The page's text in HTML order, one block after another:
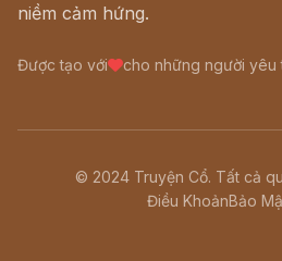
niềm cảm hứng.
Được tạo với cho những người yêu
© 2024 Truyện Cổ. Tất cả
Điều KhoảnBảo